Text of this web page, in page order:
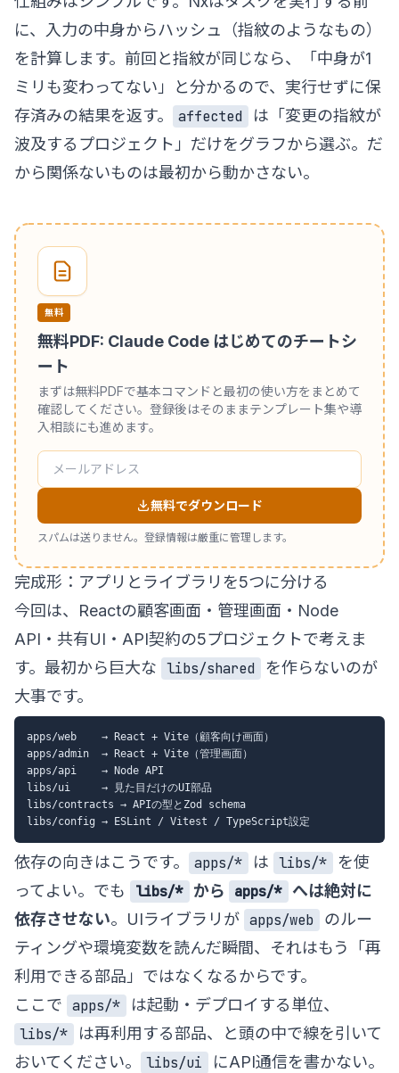
に、入力の中身からハッシュ（指紋のようなもの）
を計算します。前回と指紋が同じなら、「中身が1
ミリも変わってない」と分かるので、実行せずに保
存済みの結果を返す。
affected
は「変更の指紋が
波及するプロジェクト」だけをグラフから選ぶ。だ
から関係ないものは最初から動かさない。
無料
無料PDF: Claude Code はじめてのチートシ
ート
まずは無料PDFで基本コマンドと最初の使い方をまとめて
確認してください。登録後はそのままテンプレート集や導
入相談にも進めます。
無料でダウンロード
スパムは送りません。登録情報は厳重に管理します。
完成形：アプリとライブラリを5つに分ける
今回は、Reactの顧客画面・管理画面・Node
API・共有UI・API契約の5プロジェクトで考えま
す。最初から巨大な libs/shared
を作らないのが
大事です。
apps/web    → React + Vite（顧客向け画面）
apps/admin  → React + Vite（管理画面）
apps/api    → Node API
libs/ui     → 見た目だけのUI部品
libs/contracts → APIの型とZod schema
依存の向きはこうです。 apps/* は libs/*
を使
ってよい。でも
libs/* から apps/* へは絶対に
依存させない。UIライブラリが apps/web
のルー
ティングや環境変数を読んだ瞬間、それはもう「再
利用できる部品」ではなくなるからです。
ここで apps/*
は起動・デプロイする単位、
libs/*
は再利用する部品、と頭の中で線を引いて
おいてください。
libs/ui
にAPI通信を書かない。